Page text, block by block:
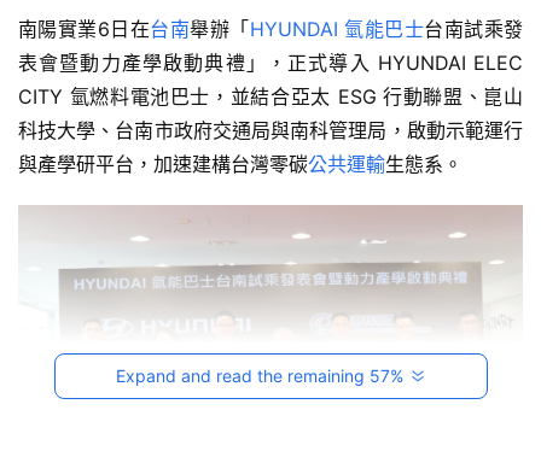
試
駕
影
音
台
南陽實業6日在台南舉辦「HYUNDAI 氫能巴士台南試乘發
表會暨動力產學啟動典禮」，正式導入 HYUNDAI ELEC
CITY 氫燃料電池巴士，並結合亞太 ESG 行動聯盟、崑山
科技大學、台南市政府交通局與南科管理局，啟動示範運行
與產學研平台，加速建構台灣零碳公共運輸生態系。
Expand and read the remaining 57%